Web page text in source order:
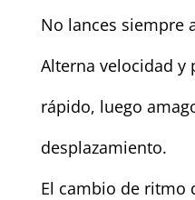
No lances siempre
Alterna velocidad y
rápido, luego
desplazamiento.
El cambio de ritmo